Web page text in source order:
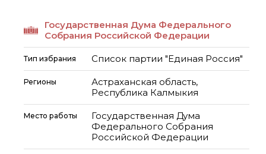
Государственная Дума Федерального
Собрания Российской Федерации
Тип избрания Список партии "Единая Россия"
Регионы
Астраханская область,
Республика Калмыкия
Место работы
Государственная Дума
Федерального Собрания
Российской Федерации